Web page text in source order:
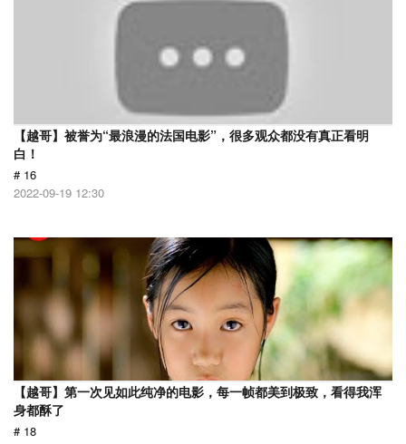
【越哥】被誉为“最浪漫的法国电影”，很多观众都没有真正看明
白！
# 16
2022-09-19 12:30
【越哥】第一次见如此纯净的电影，每一帧都美到极致，看得我浑
身都酥了
# 18